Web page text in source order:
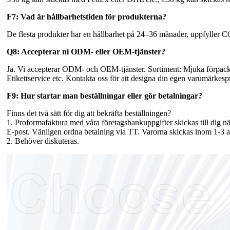
F7: Vad är hållbarhetstiden för produkterna?
De flesta produkter har en hållbarhet på 24–36 månader, uppfyller
Q8: Accepterar ni ODM- eller OEM-tjänster?
Ja. Vi accepterar ODM- och OEM-tjänster. Sortiment: Mjuka
Etikettservice etc. Kontakta oss för att designa din egen
F9: Hur startar man beställningar eller gör betalningar?
Finns det två sätt för dig att bekräfta beställningen?
1. Proformafaktura med våra företagsbankuppgifter skickas till dig
E-post. Vänligen ordna betalning via TT. Varorna skickas inom 1-3
2. Behöver diskuteras.